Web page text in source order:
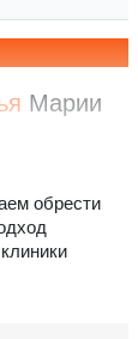
Марии
обрести